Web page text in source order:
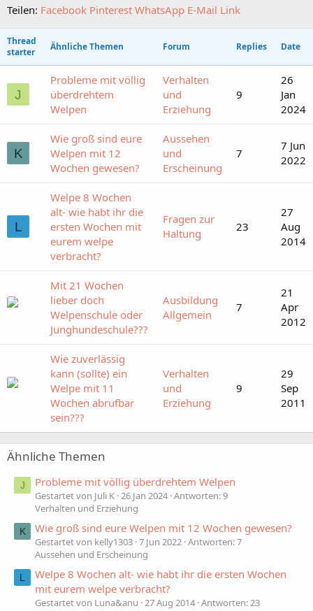
Teilen: Facebook Pinterest WhatsApp E-Mail Link
Thread
starter
Ähnliche Themen Forum Replies Date
J
Probleme mit völlig
überdrehtem
Welpen
Verhalten
und
Erziehung
9
26
Jan
2024
K
Wie groß sind eure
Welpen mit 12
Wochen gewesen?
Aussehen
und
Erscheinung
7
7 Jun
2022
L
Welpe 8 Wochen
alt- wie habt ihr die
ersten Wochen mit
eurem welpe
verbracht?
Fragen zur
Haltung
23
27
Aug
2014
Mit 21 Wochen
lieber doch
Welpenschule oder
Junghundeschule???
Ausbildung
Allgemein
7
21
Apr
2012
Wie zuverlässig
kann (sollte) ein
Welpe mit 11
Wochen abrufbar
sein???
Verhalten
und
Erziehung
9
29
Sep
2011
Ähnliche Themen
J Probleme mit völlig überdrehtem Welpen
Gestartet von Juli K 26 Jan 2024 Antworten: 9
Verhalten und Erziehung
K Wie groß sind eure Welpen mit 12 Wochen gewesen?
Gestartet von kelly1303 7 Jun 2022 Antworten: 7
Aussehen und Erscheinung
L
Welpe 8 Wochen alt- wie habt ihr die ersten Wochen
mit eurem welpe verbracht?
Gestartet von Luna&anu 27 Aug 2014 Antworten: 23